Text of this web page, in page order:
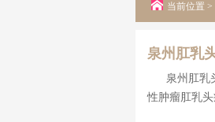
当前位置 >
泉州肛乳
泉州肛乳
性肿瘤肛乳